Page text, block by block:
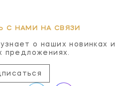
С НАМИ НА СВЯЗИ
о наших новинках и
предложениях.